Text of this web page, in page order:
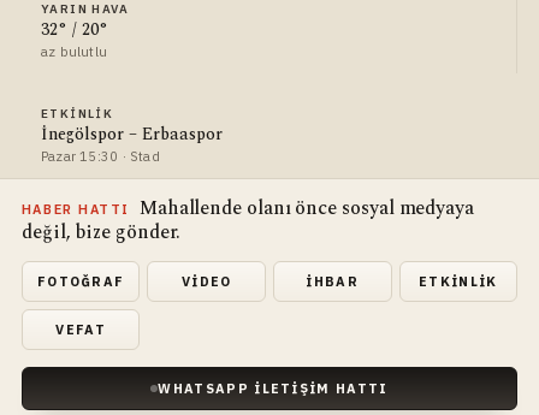
YARIN HAVA
32° / 20°
az bulutlu
ETKINLIK
İnegölspor – Erbaaspor
Pazar 15:30 · Stad
HABER HATTI
Mahallende olanı önce sosyal medyaya
değil, bize gönder.
FOTOĞRAF VIDEO İHBAR ETKINLIK
VEFAT
WHATSAPP İLETIŞIM HATTI